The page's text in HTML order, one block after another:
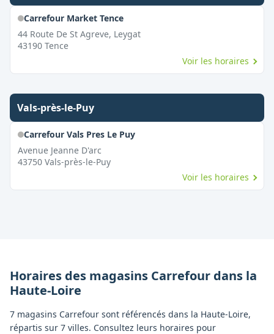
Carrefour Market Tence
44 Route De St Agreve, Leygat
43190 Tence
Voir les horaires
Vals-près-le-Puy
Carrefour Vals Pres Le Puy
Avenue Jeanne D'arc
43750 Vals-près-le-Puy
Voir les horaires
Horaires des magasins Carrefour dans la
Haute-Loire
7 magasins Carrefour sont référencés dans la Haute-Loire,
répartis sur 7 villes. Consultez leurs horaires pour